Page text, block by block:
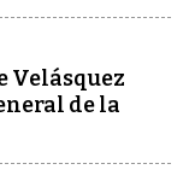
Velásquez
de la